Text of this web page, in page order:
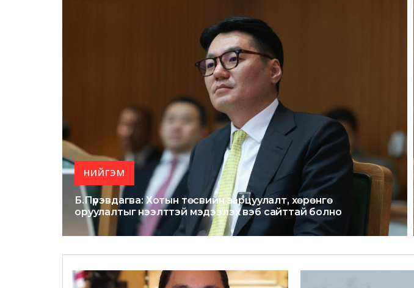
НИЙГЭМ
Б.Пүрэвдагва: Хотын төсвийн зарцуулалт, хөрөнгө
оруулалтыг нээлттэй мэдээлэх вэб сайттай болно